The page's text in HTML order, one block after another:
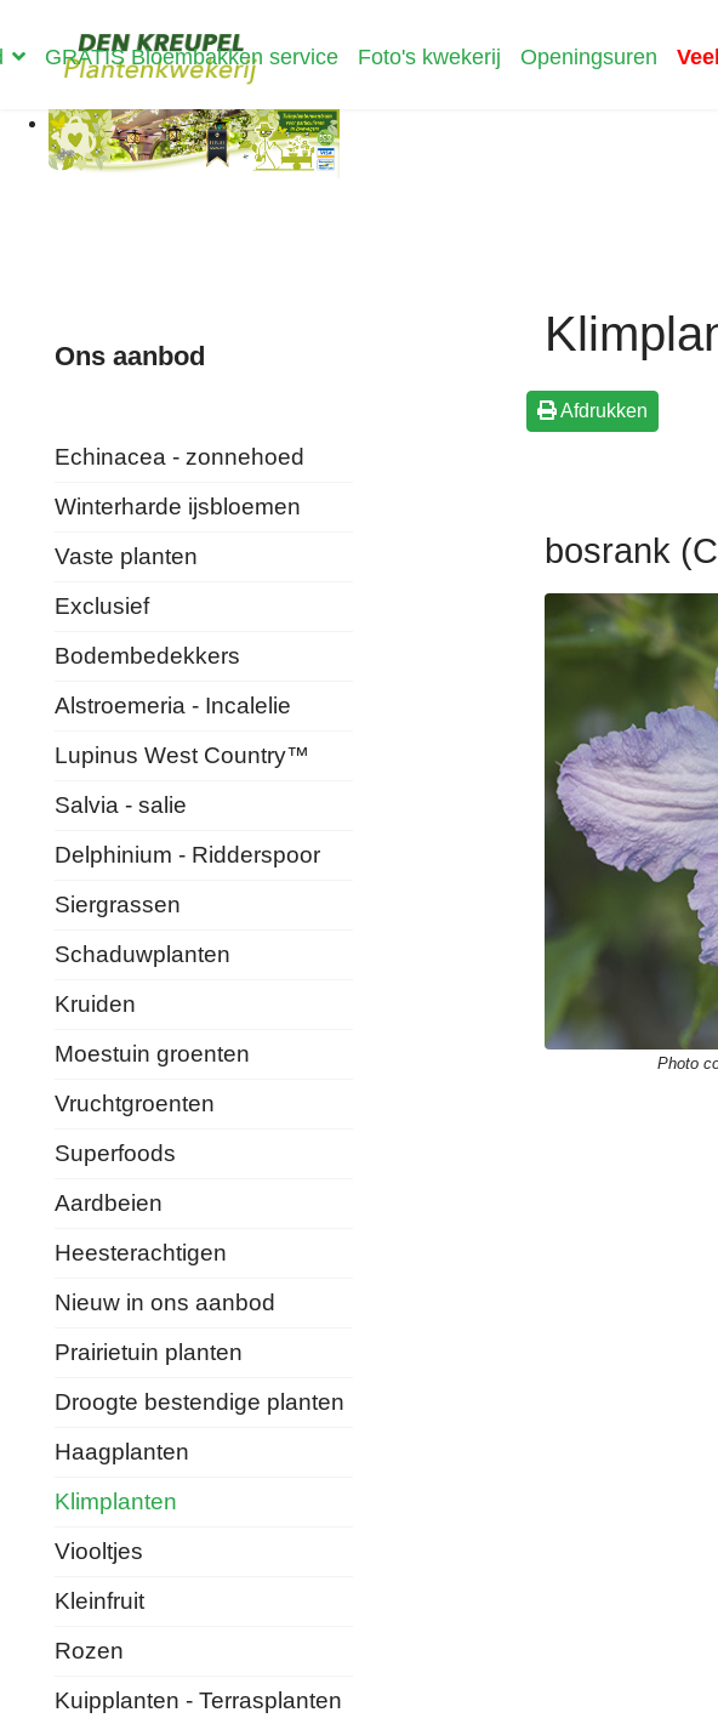
GRATIS Bloembakken service Foto's kwekerij Openingsuren
Ons aanbod
Echinacea - zonnehoed
Winterharde ijsbloemen
Vaste planten
Exclusief
Bodembedekkers
Alstroemeria - Incalelie
Lupinus West Country™
Salvia - salie
Delphinium - Ridderspoor
Siergrassen
Schaduwplanten
Kruiden
Moestuin groenten
Vruchtgroenten
Superfoods
Aardbeien
Heesterachtigen
Nieuw in ons aanbod
Prairietuin planten
Droogte bestendige planten
Haagplanten
Klimplanten
Viooltjes
Kleinfruit
Rozen
Kuipplanten - Terrasplanten
Afdrukken
bosrank
Photo